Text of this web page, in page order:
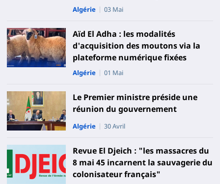
Algérie 03 Mai
Aïd El Adha : les modalités
d'acquisition des moutons via la
plateforme numérique fixées
Algérie 01 Mai
Le Premier ministre préside une
réunion du gouvernement
Algérie 30 Avril
Revue El Djeich : "les massacres du
8 mai 45 incarnent la sauvagerie du
colonisateur français"